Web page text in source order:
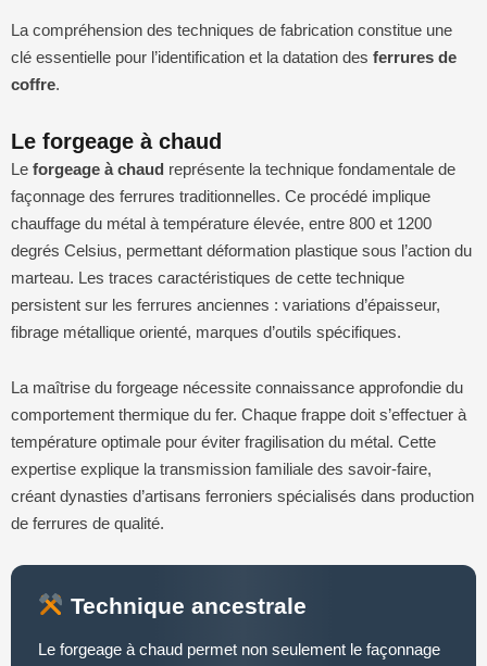
La compréhension des techniques de fabrication constitue une
clé essentielle pour l’identification et la datation des ferrures de
coffre.
Le forgeage à chaud
Le forgeage à chaud représente la technique fondamentale de
façonnage des ferrures traditionnelles. Ce procédé implique
chauffage du métal à température élevée, entre 800 et 1200
degrés Celsius, permettant déformation plastique sous l’action du
marteau. Les traces caractéristiques de cette technique
persistent sur les ferrures anciennes : variations d’épaisseur,
fibrage métallique orienté, marques d’outils spécifiques.
La maîtrise du forgeage nécessite connaissance approfondie du
comportement thermique du fer. Chaque frappe doit s’effectuer à
température optimale pour éviter fragilisation du métal. Cette
expertise explique la transmission familiale des savoir-faire,
créant dynasties d’artisans ferroniers spécialisés dans production
de ferrures de qualité.
Technique ancestrale
Le forgeage à chaud permet non seulement le façonnage